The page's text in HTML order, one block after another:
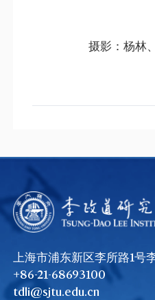
摄影：杨林
上海市浦东新区李所路1号
+86-21-68693100
tdli@sjtu.edu.cn